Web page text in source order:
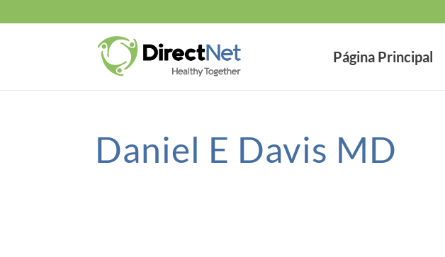
Página Principal
Daniel E Davis MD